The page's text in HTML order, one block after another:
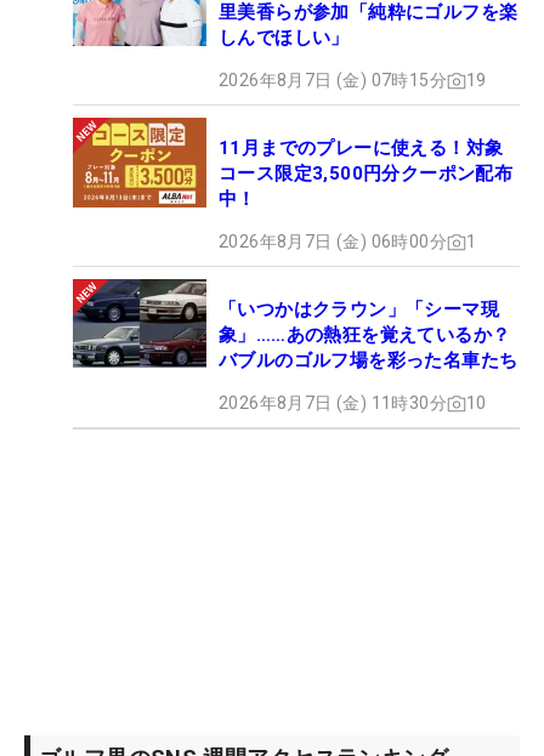
里美香らが参加「純粋にゴルフを楽
しんでほしい」
2026年8月7日 (金) 07時15分 19
11月までのプレーに使える！対象
コース限定3,500円分クーポン配布
中！
2026年8月7日 (金) 06時00分 1
「いつかはクラウン」「シーマ現
象」……あの熱狂を覚えているか？
バブルのゴルフ場を彩った名車たち
2026年8月7日 (金) 11時30分 10